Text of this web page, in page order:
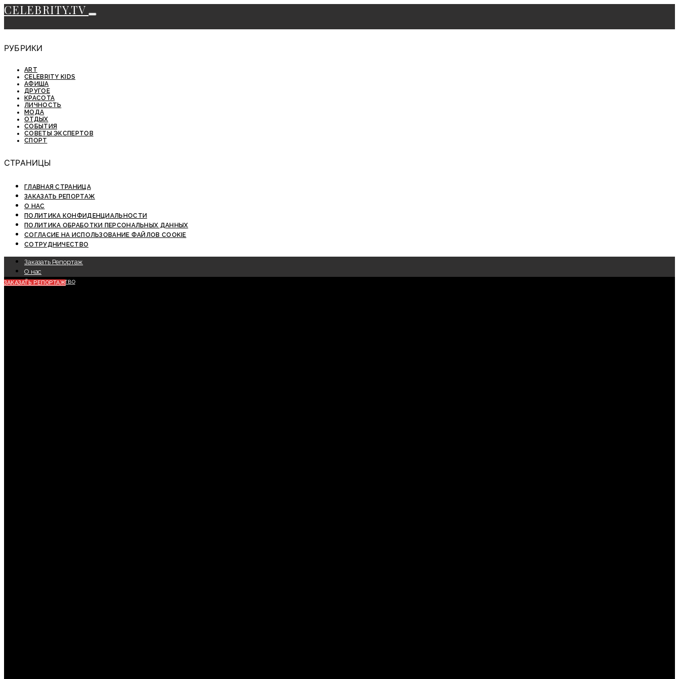
CELEBRITY.TV
РУБРИКИ
ART
CELEBRITY KIDS
АФИША
ДРУГОЕ
КРАСОТА
ЛИЧНОСТЬ
МОДА
ОТДЫХ
СОБЫТИЯ
СОВЕТЫ ЭКСПЕРТОВ
СПОРТ
СТРАНИЦЫ
ГЛАВНАЯ СТРАНИЦА
ЗАКАЗАТЬ РЕПОРТАЖ
О НАС
ПОЛИТИКА КОНФИДЕНЦИАЛЬНОСТИ
ПОЛИТИКА ОБРАБОТКИ ПЕРСОНАЛЬНЫХ ДАННЫХ
СОГЛАСИЕ НА ИСПОЛЬЗОВАНИЕ ФАЙЛОВ COOKIE
СОТРУДНИЧЕСТВО
Заказать Репортаж
О нас
Сотрудничество
ЗАКАЗАТЬ РЕПОРТАЖ